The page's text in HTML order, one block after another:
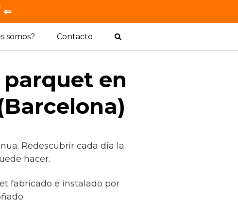
somos? Contacto
parquet en
Redescubrir cada día la
hacer.
fabricado e instalado por
⇐